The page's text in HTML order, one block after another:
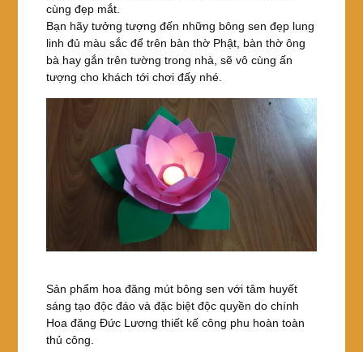
cùng đẹp mắt.
Bạn hãy tưởng tượng đến những bông sen đẹp lung
linh đủ màu sắc để trên bàn thờ Phật, bàn thờ ông
bà hay gắn trên tường trong nhà, sẽ vô cùng ấn
tượng cho khách tới chơi đấy nhé.
Sản phẩm hoa đăng mút bông sen với tâm huyết
sáng tạo độc đáo và đặc biệt độc quyền do chính
Hoa đăng Đức Lương thiết kế công phu hoàn toàn
thủ công.